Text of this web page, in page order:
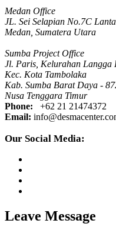
Medan Office
JL. Sei Selapian No.7C
Medan, Sumatera Utara
Sumba Project Office
Jl. Paris, Kelurahan Langga
Kec. Kota Tambolaka
Kab. Sumba Barat Daya -
Nusa Tenggara Timur
Phone: +62 21 21474372
Email:
Our Social Media:
Leave Message